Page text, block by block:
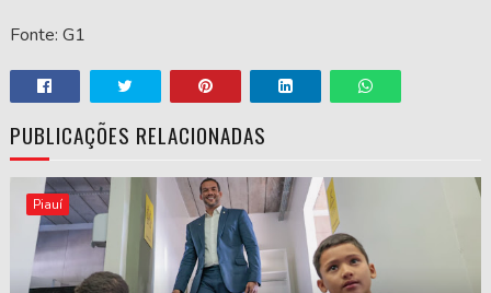
Fonte: G1
PUBLICAÇÕES RELACIONADAS
Piauí